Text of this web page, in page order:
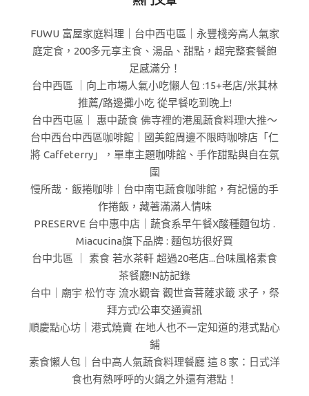
FUWU 富屋家庭料理｜台中西屯區｜永豐棧旁高人氣家
庭定食，200多元享主食、湯品、甜點，超完整套餐飽
足感滿分！
台中西區 ｜向上市場人氣小吃懶人包 :15+老店/米其林
推薦/路邊攤小吃 從早餐吃到晚上!
台中西屯區｜ 惠中蔬食 佛寺裡的港風蔬食料理!大推～
台中西台中西區咖啡館｜國美館周邊不限時咖啡店「仁
將 Caffeterry」，單車主題咖啡館、手作甜點與自在氛
圍
慢所哉．飯捲咖啡｜台中南屯蔬食咖啡館，有記憶的手
作捲飯，藏著滿滿人情味
PRESERVE 台中惠中店｜蔬食系早午餐X酸種麵包坊 .
Miacucina旗下品牌 : 麵包坊很好買
台中北區 ｜ 素食 若水茶軒 超過20老店...台味風格素食
茶餐廳!N訪記錄
台中｜廟宇 松竹寺 流水觀音 觀世音菩薩求籤 求子，祭
拜方式!公車交通資訊
順慶點心坊｜港式燒賣 在地人也不一定知道的港式點心
鋪
素食懶人包｜台中高人氣蔬食料理餐廳 這８家：日式洋
食也有熱呼呼的火鍋之外還有港點！